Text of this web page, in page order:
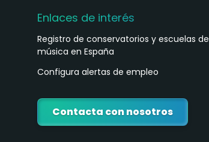
Enlaces de interés
Registro de conservatorios y escuelas de
música en España
Configura alertas de empleo
Contacta con nosotros